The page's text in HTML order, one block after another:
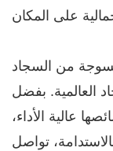
من السجاد
العالمية. بفضل
عالية الأداء،
تواصل